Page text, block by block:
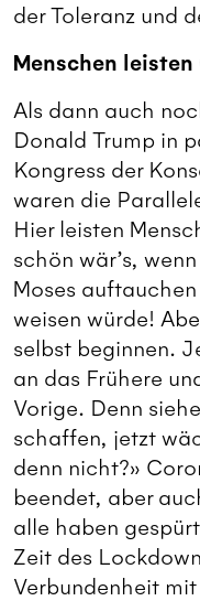
der Toleranz und
Menschen
Als dann auch
Donald Trump in
Kongress der
waren die
Hier leisten
schön wär’s,
Moses
weisen würde!
selbst beginnen.
an das Frühere
Vorige. Denn
schaffen, jetzt
denn nicht?»
beendet, aber
alle haben
Zeit des
Verbundenheit